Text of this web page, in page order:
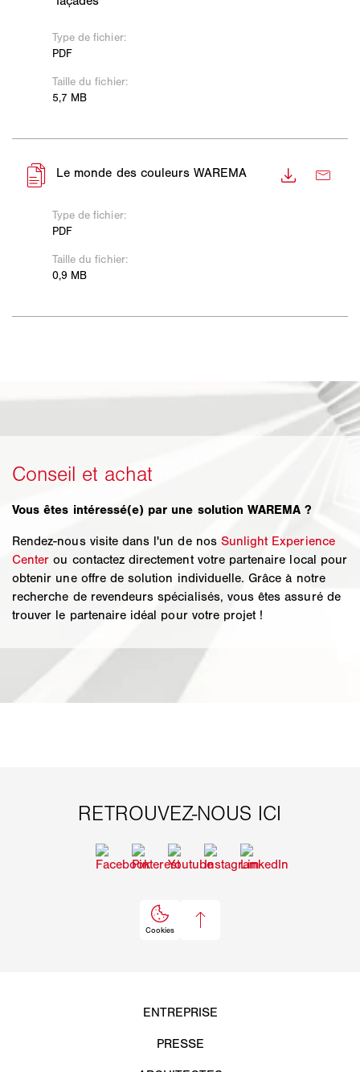
Vous êtes intéressé(e) par une solution WAREMA ?
Rendez-nous visite dans l'un de nos Sunlight Experience
Center ou contactez directement votre partenaire local pour
obtenir une offre de solution individuelle. Grâce à notre
recherche de revendeurs spécialisés, vous êtes assuré de
trouver le partenaire idéal pour votre projet !